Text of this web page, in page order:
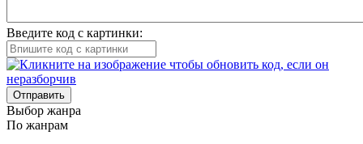
Введите код с картинки:
Отправить
Вы­бор жан­ра
По жан­рам